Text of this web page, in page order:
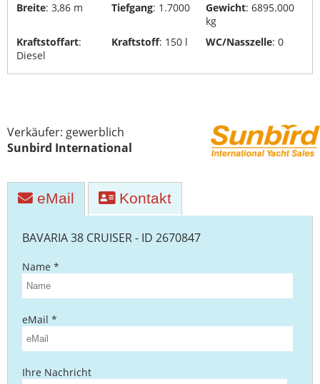
Recycling
Entsorgung
Yachttransporte
Breite: 3,86 m Tiefgang: 1.7000 Gewicht: 6895.000
kg
Kraftstoffart:
Diesel
Kraftstoff: 150 l WC/Nasszelle: 0
Verkäufer: gewerblich
Sunbird International
eMail Kontakt
BAVARIA 38 CRUISER - ID 2670847
Name *
eMail *
Ihre Nachricht